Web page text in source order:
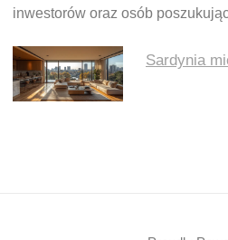
inwestorów oraz osób
Sardynia